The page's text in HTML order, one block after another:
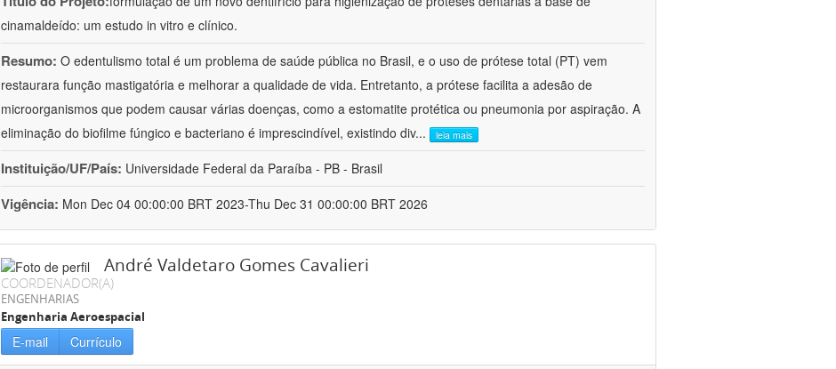
cinamaldeído: um estudo in vitro e clínico.
Resumo: O edentulismo total é um problema de saúde pública no Brasil, e o uso de prótese total (PT) vem
restaurara função mastigatória e melhorar a qualidade de vida. Entretanto, a prótese facilita a adesão de
microorganismos que podem causar várias doenças, como a estomatite protética ou pneumonia por aspiração. A
eliminação do biofilme fúngico e bacteriano é imprescindível, existindo div... leia mais
Instituição/UF/País: Universidade Federal da Paraíba - PB - Brasil
Vigência: Mon Dec 04 00:00:00 BRT 2023-Thu Dec 31 00:00:00 BRT 2026
André Valdetaro Gomes Cavalieri
COORDENADOR(A)
ENGENHARIAS
Engenharia Aeroespacial
E-mail Currículo